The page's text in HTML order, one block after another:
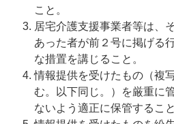
こと。
居宅介護支援事業者等は、
あった者が前２号に掲げる
な措置を講じること。
情報提供を受けたもの（複
む。以下同じ。）を厳重に
ないよう適正に保管すること